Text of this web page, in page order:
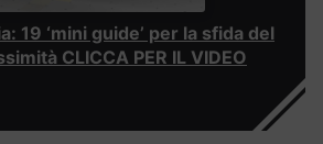
19 ‘mini guide’ per la sfida del
CLICCA PER IL VIDEO